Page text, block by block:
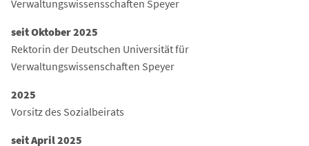
Verwaltungswissensschaften Speyer
seit Oktober 2025
Rektorin der Deutschen Universität für
Verwaltungswissenschaften Speyer
2025
Vorsitz des Sozialbeirats
seit April 2025